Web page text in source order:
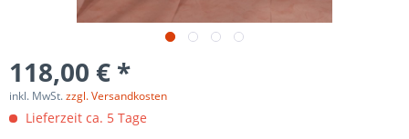
118,00 € *
inkl. MwSt.zzgl. Versandkosten
Lieferzeit ca. 5 Tage